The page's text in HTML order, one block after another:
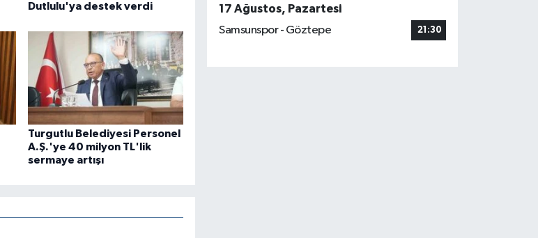
Dutlulu'ya destek verdi
Turgutlu Belediyesi Personel
A.Ş.'ye 40 milyon TL'lik
sermaye artışı
17 Ağustos, Pazartesi
Samsunspor - Göztepe
21:30